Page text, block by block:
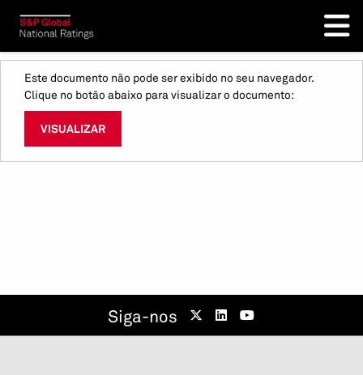
Este documento não pode ser exibido no seu navegador.
Clique no botão abaixo para visualizar o documento:
VISUALIZAR
Siga-nos